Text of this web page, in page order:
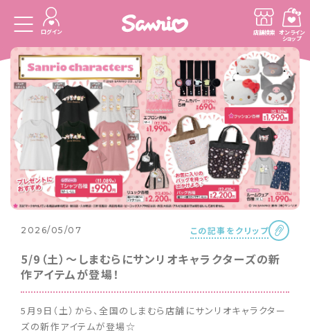
ログイン 店舗検索 オンライン
ショップ
2026/05/07 この記事をクリップ
5/9（土）〜しまむらにサンリオキャラクターズの新
作アイテムが登場！
5月9日（土）から、全国のしまむら店舗にサンリオキャラクター
ズの新作アイテムが登場☆